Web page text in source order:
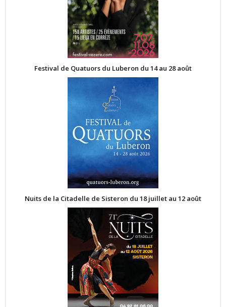
Festival de Quatuors du Luberon du 14 au 28 août
Nuits de la Citadelle de Sisteron du 18 juillet au 12 août